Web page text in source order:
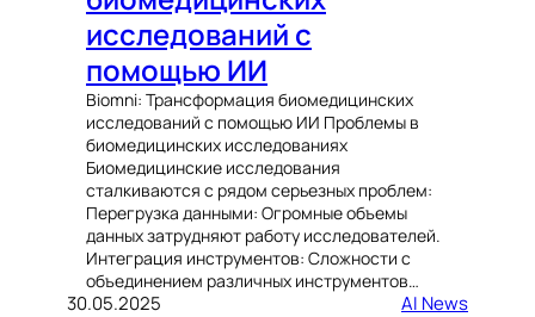
исследований с
помощью ИИ
Biomni: Трансформация биомедицинских
исследований с помощью ИИ Проблемы в
биомедицинских исследованиях
Биомедицинские исследования
сталкиваются с рядом серьезных проблем:
Перегрузка данными: Огромные объемы
данных затрудняют работу исследователей.
Интеграция инструментов: Сложности с
объединением различных инструментов…
30.05.2025 AI News